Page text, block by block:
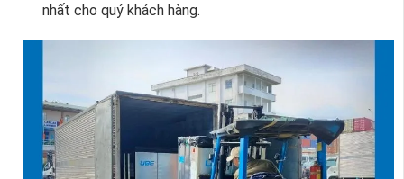
nhất cho quý khách hàng.